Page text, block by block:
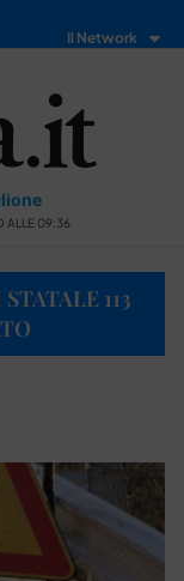
Il Network
ALLE 09:36
113